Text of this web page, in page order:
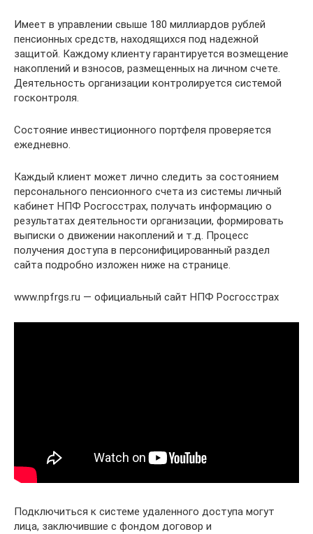
Имеет в управлении свыше 180 миллиардов рублей
пенсионных средств, находящихся под надежной
защитой. Каждому клиенту гарантируется возмещение
накоплений и взносов, размещенных на личном счете.
Деятельность организации контролируется системой
госконтроля.
Состояние инвестиционного портфеля проверяется
ежедневно.
Каждый клиент может лично следить за состоянием
персонального пенсионного счета из системы личный
кабинет НПФ Росгосстрах, получать информацию о
результатах деятельности организации, формировать
выписки о движении накоплений и т.д. Процесс
получения доступа в персонифицированный раздел
сайта подробно изложен ниже на странице.
www.npfrgs.ru — официальный сайт НПФ Росгосстрах
Подключиться к системе удаленного доступа могут
лица, заключившие с фондом договор и